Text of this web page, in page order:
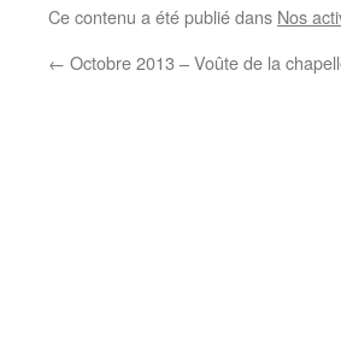
Ce contenu a été publié dans Nos
← Octobre 2013 – Voûte de la